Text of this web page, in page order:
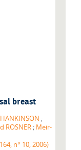
breast
;
ROSNER ; Meir-
n° 10, 2006)